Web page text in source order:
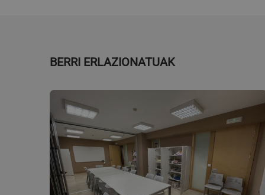
BERRI ERLAZIONATUAK
_ga
Izena
__Secure-
ROLLOUT_TOKEN